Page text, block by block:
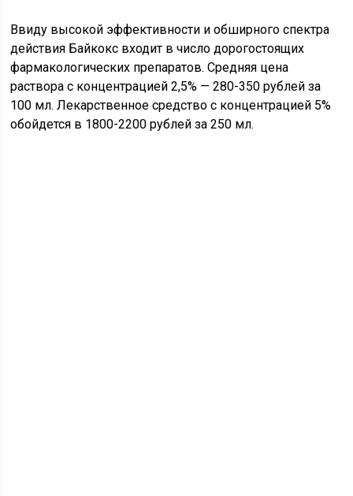
Ввиду высокой эффективности и обширного спектра
действия Байкокс входит в число дорогостоящих
фармакологических препаратов. Средняя цена
раствора с концентрацией 2,5% — 280-350 рублей за
100 мл. Лекарственное средство с концентрацией 5%
обойдется в 1800-2200 рублей за 250 мл.